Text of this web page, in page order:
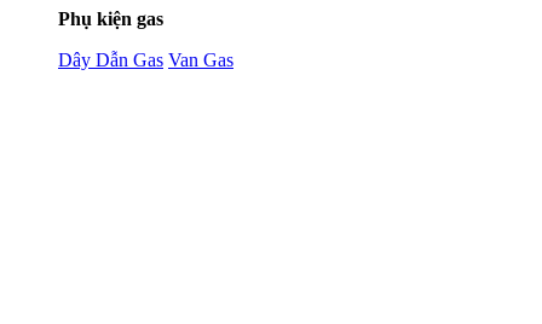
Phụ kiện gas
Dây Dẫn Gas Van Gas